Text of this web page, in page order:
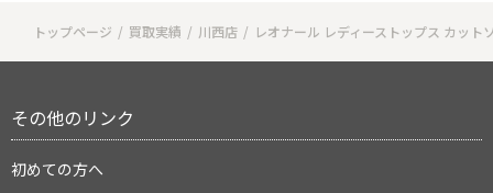
トップページ 買取実績 川西店 レオナール レディーストップス カット
その他のリンク
初めての方へ